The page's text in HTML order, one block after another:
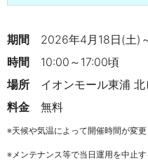
期間 2026年4月18日(土)
時間 10:00～17:00頃
場所 イオンモール東浦
料金 無料
※天候や気温によって開催時間が変
※メンテナンス等で当日運用を中止